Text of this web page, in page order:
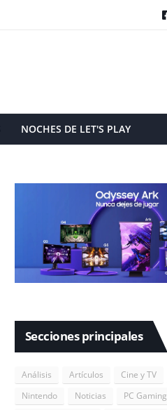
NOCHES DE LET'S PLAY
Secciones principales
Análisis Artículos Cine y TV
Nintendo
Noticias PC Gaming